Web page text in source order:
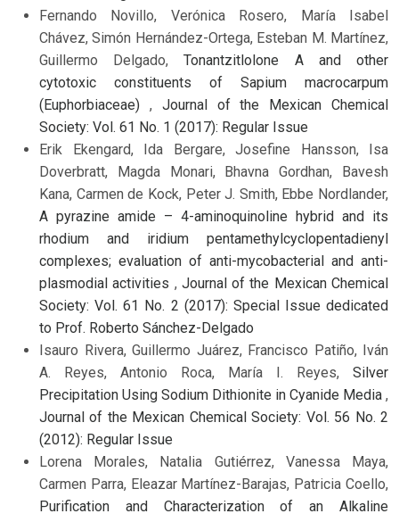
Fernando Novillo, Verónica Rosero, María Isabel
Chávez, Simón Hernández-Ortega, Esteban M. Martínez,
Guillermo Delgado,Tonantzitlolone A and other
cytotoxic constituents of Sapium macrocarpum
(Euphorbiaceae) , Journal of the Mexican Chemical
Society: Vol. 61 No. 1 (2017): Regular Issue
Erik Ekengard, Ida Bergare, Josefine Hansson, Isa
Doverbratt, Magda Monari, Bhavna Gordhan, Bavesh
Kana, Carmen de Kock, Peter J. Smith, Ebbe Nordlander,
A pyrazine amide – 4-aminoquinoline hybrid and its
rhodium and iridium pentamethylcyclopentadienyl
complexes; evaluation of anti-mycobacterial and anti-
plasmodial activities , Journal of the Mexican Chemical
Society: Vol. 61 No. 2 (2017): Special Issue dedicated
to Prof. Roberto Sánchez-Delgado
Isauro Rivera, Guillermo Juárez, Francisco Patiño, Iván
A. Reyes, Antonio Roca, María I. Reyes, Silver
Precipitation Using Sodium Dithionite in Cyanide Media ,
Journal of the Mexican Chemical Society: Vol. 56 No. 2
(2012): Regular Issue
Lorena Morales, Natalia Gutiérrez, Vanessa Maya,
Carmen Parra, Eleazar Martínez-Barajas, Patricia Coello,
Purification and Characterization of an Alkaline